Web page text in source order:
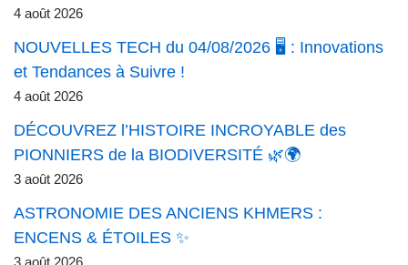
4 août 2026
NOUVELLES TECH du 04/08/2026 🖥️ : Innovations
et Tendances à Suivre !
4 août 2026
DÉCOUVREZ l’HISTOIRE INCROYABLE des
PIONNIERS de la BIODIVERSITÉ 🌿🌍
3 août 2026
ASTRONOMIE DES ANCIENS KHMERS :
ENCENS & ÉTOILES ✨